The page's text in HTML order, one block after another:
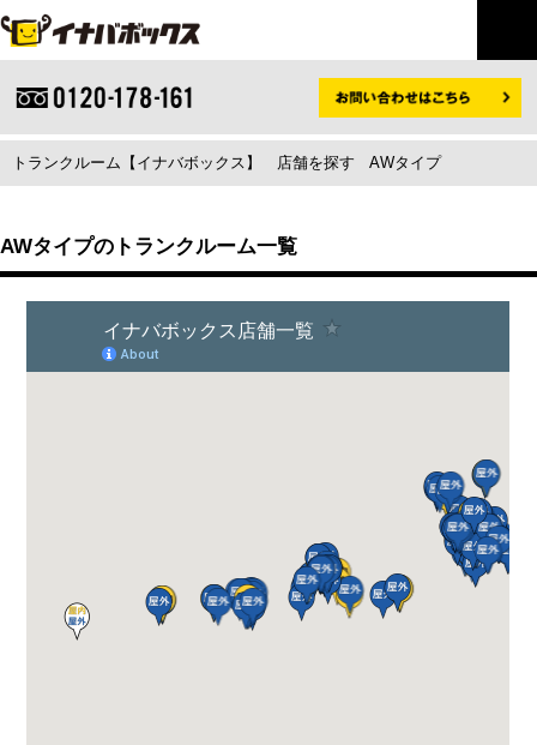
トランクルーム【イナバボックス】 店舗を探す AWタイプ
AWタイプのトランクルーム一覧